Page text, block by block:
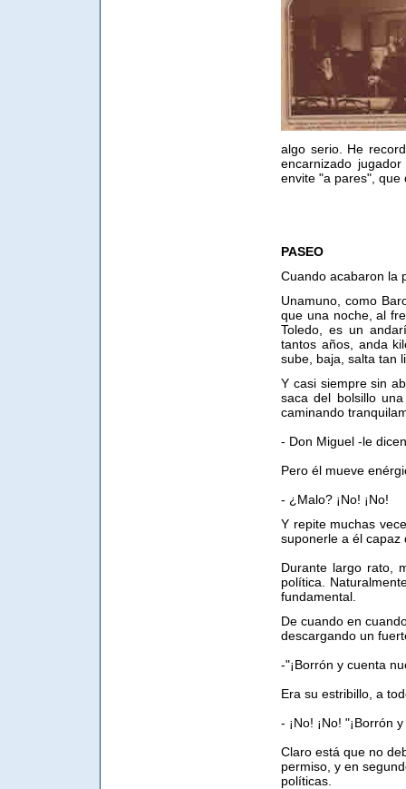
algo serio. He
encarnizado
envite "a pares",
PASEO
Cuando acabaron la
Unamuno, como
que una noche, al
Toledo, es un
tantos años, anda
sube, baja, salta tan
Y casi siempre sin
saca del bolsillo
caminando
- Don Miguel -le
Pero él mueve
- ¿Malo? ¡No! ¡No!
Y repite muchas
suponerle a él
Durante largo rato,
política.
fundamental.
De cuando en
descargando un
-"¡Borrón y cuenta
Era su estribillo, a
- ¡No! ¡No! "¡Borrón
Claro está que no
permiso, y en
políticas.